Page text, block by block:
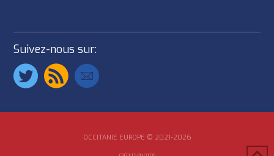
Suivez-nous sur:
OCCITANIE EUROPE © 2021-2026